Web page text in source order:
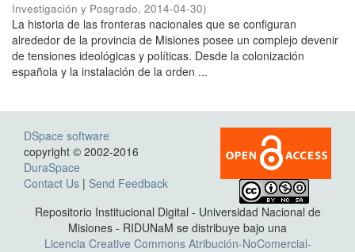
Investigación y Posgrado, 2014-04-30)
La historia de las fronteras nacionales que se configuran
alrededor de la provincia de Misiones posee un complejo devenir
de tensiones ideológicas y políticas. Desde la colonización
española y la instalación de la orden ...
DSpace software
copyright © 2002-2016
DuraSpace
Contact Us | Send Feedback
Repositorio Institucional Digital - Universidad Nacional de
Misiones - RIDUNaM se distribuye bajo una
Licencia Creative Commons Atribución-NoComercial-